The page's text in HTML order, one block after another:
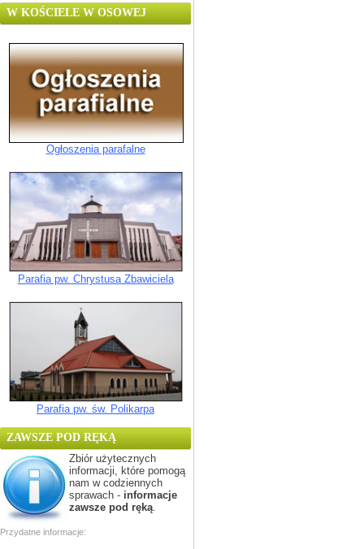
W KOŚCIELE W OSOWEJ
Ogłoszenia parafalne
Parafia pw. Chrystusa Zbawiciela
Parafia pw. św. Polikarpa
ZAWSZE POD RĘKĄ
Zbiór użytecznych
informacji, które pomogą
nam w codziennych
sprawach - informacje
zawsze pod ręką.
Przydatne informacje: